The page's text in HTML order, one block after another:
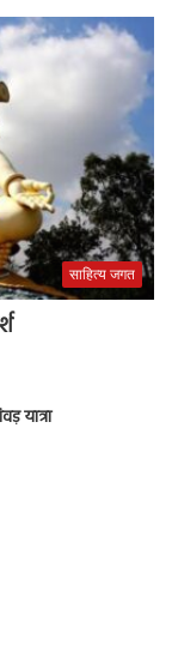
साहित्य जगत
यात्रा